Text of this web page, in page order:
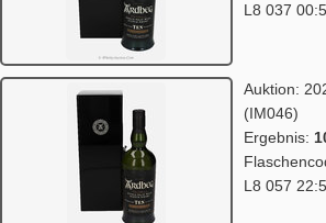
L8 037
Auktion:
(IM046)
Ergebnis:
L8 057